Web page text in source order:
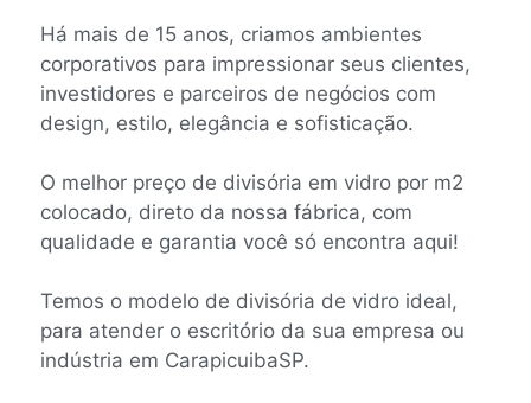
Há mais de 15 anos, criamos ambientes
corporativos para impressionar seus clientes,
investidores e parceiros de negócios com
design, estilo, elegância e sofisticação.
O melhor preço de divisória em vidro por m2
colocado, direto da nossa fábrica, com
qualidade e garantia você só encontra aqui!
Temos o modelo de divisória de vidro ideal,
para atender o escritório da sua empresa ou
indústria em CarapicuibaSP.